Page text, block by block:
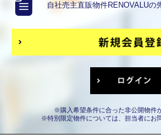
自社売主直販物件RENOVALUの
※購入希望条件に合った非公開物件
※特別限定物件については、担当者にお